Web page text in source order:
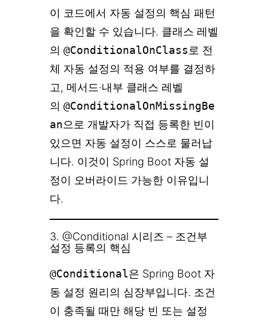
이 코드에서 자동 설정의 핵심 패턴
을 확인할 수 있습니다. 클래스 레벨
의 @ConditionalOnClass 로 전
체 자동 설정의 적용 여부를 결정하
고, 메서드·내부 클래스 레벨
의 @ConditionalOnMissingBe
an으로 개발자가 직접 등록한 빈이
있으면 자동 설정이 스스로 물러납
니다. 이것이 Spring Boot 자동 설
정이 오버라이드 가능한 이유입니
다.
3. @Conditional 시리즈 – 조건부
설정 등록의 핵심
@Conditional은 Spring Boot 자
동 설정 원리의 심장부입니다. 조건
이 충족될 때만 해당 빈 또는 설정